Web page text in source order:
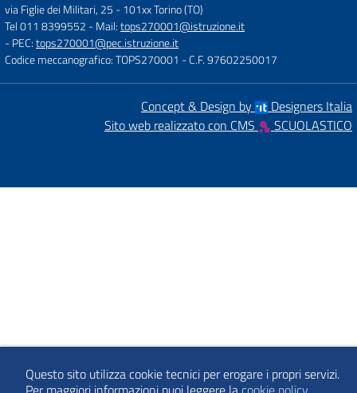
via Figlie dei Militari, 25 -101xx Torino (TO)
Tel 011 8399552 - Mail:tops270001@istruzione.it
- PEC:tops270001@pec.istruzione.it
Codice meccanografico: TOPS270001 - C.F. 97602250017
Concept & Design by
Designers Italia
Sito web realizzato con CMS
SCUOLASTICO
Questo sito utilizza cookie tecnici per erogare i propri servizi.